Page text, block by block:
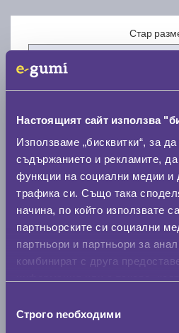
Настоящият сайт използва
Използваме „бисквитки“, за
съдържанието и рекламите,
функции на социални медии и
трафика си. Също така
начина, по който използвате
партньорските си социални
партньори и партньори за
комбинират с друга
наСтрого nеобходими
Стар
Нов размер
Стар